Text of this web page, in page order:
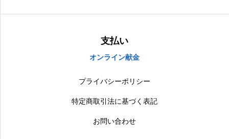
支払い
オンライン献金
プライバシーポリシー
特定商取引法に基づく表記
お問い合わせ